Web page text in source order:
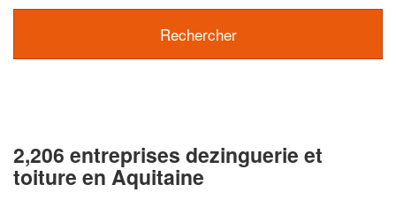
2,206 entreprises dezinguerie et
toiture en Aquitaine